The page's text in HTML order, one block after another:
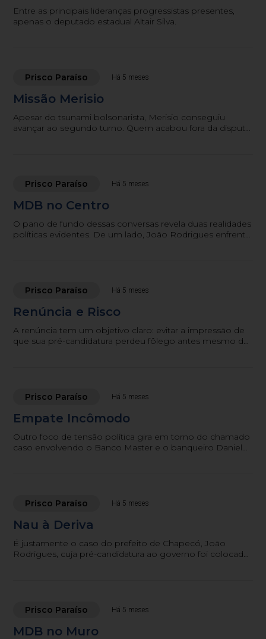
Entre as principais lideranças progressistas presentes,
apenas o deputado estadual Altair Silva.
Prisco Paraíso Há 5 meses
Missão Merisio
Apesar do tsunami bolsonarista, Merisio conseguiu
avançar ao segundo turno. Quem acabou fora da disputa
Prisco Paraíso Há 5 meses
MDB no Centro
O pano de fundo dessas conversas revela duas realidades
políticas evidentes. De um lado, João Rodrigues enfrenta
Prisco Paraíso Há 5 meses
Renúncia e Risco
A renúncia tem um objetivo claro: evitar a impressão de
que sua pré-candidatura perdeu fôlego antes mesmo de
Prisco Paraíso Há 5 meses
Empate Incômodo
Outro foco de tensão política gira em torno do chamado
caso envolvendo o Banco Master e o banqueiro Daniel
Prisco Paraíso Há 5 meses
Nau à Deriva
É justamente o caso do prefeito de Chapecó, João
Rodrigues, cuja pré-candidatura ao governo foi colocada
Prisco Paraíso Há 5 meses
MDB no Muro